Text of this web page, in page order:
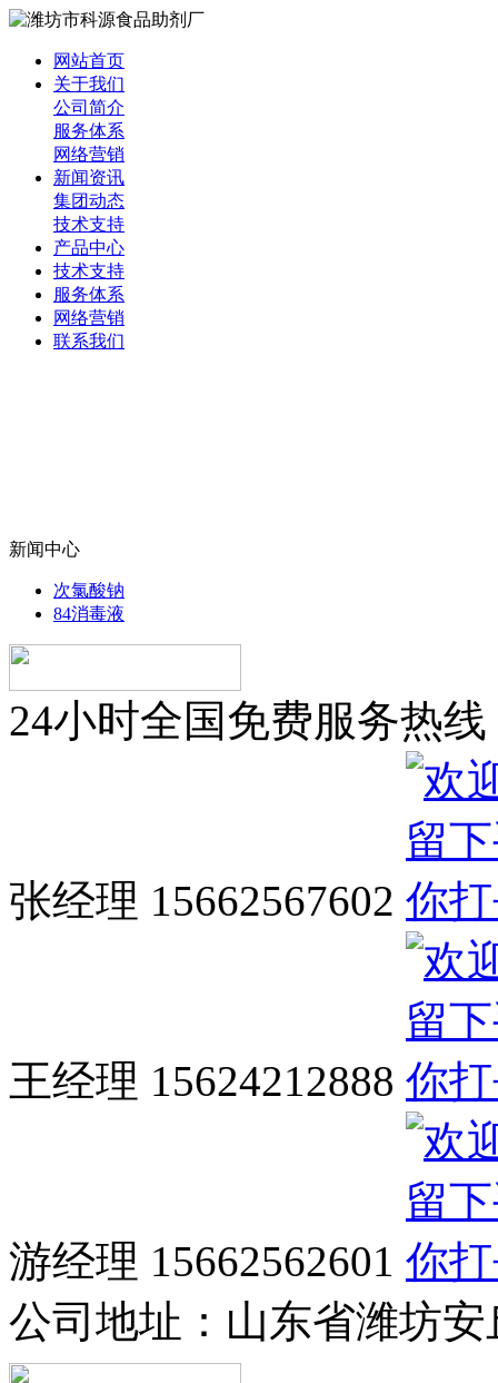
网站首页
关于我们
公司简介
服务体系
网络营销
新闻资讯
集团动态
技术支持
产品中心
技术支持
服务体系
网络营销
联系我们
新闻中心
次氯酸钠
84消毒液
24小时全国免费服务热线
张经理 15662567602
王经理 15624212888
游经理 15662562601
公司地址： 山东省潍坊